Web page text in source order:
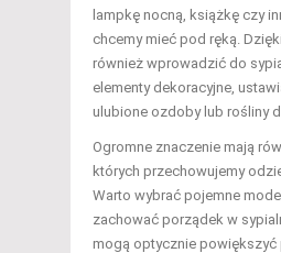
lampkę nocną, książkę czy
chcemy mieć pod ręką.
również wprowadzić do
elementy dekoracyjne,
ulubione ozdoby lub rośliny
Ogromne znaczenie mają
których przechowujemy
Warto wybrać pojemne
zachować porządek w
mogą optycznie powiększyć